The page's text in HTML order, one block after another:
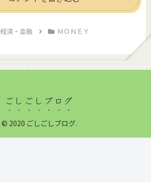
経済・金融 ＭＯＮＥＹ
ごしごしブログ
© 2020 ごしごしブログ.